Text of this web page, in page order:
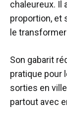
chaleureux. Il
proportion, et
le
Son gabarit
pratique pour
sorties en
partout avec